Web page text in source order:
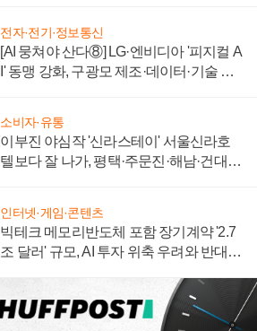
전자·전기·정보통신
[AI 뭉쳐야 산다⑧] LG·엔비디아 '피지컬 A
I' 동맹 강화, 구광모 제조·데이터·기술 결
소비자·유통
이부진 야심작 '신라스테이' 서울신라호
텔보다 잘 나가, 평택·주문진·해남·건대로
인터넷·게임·콘텐츠
빅테크 메모리반도체 포함 장기계약 '2.7
조 달러' 규모, AI 투자 위축 우려와 반대